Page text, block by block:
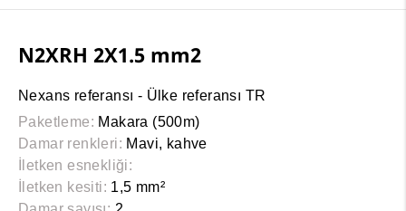
N2XRH 2X1.5 mm2
Nexans referansı - Ülke referansı TR
Paketleme: Makara (500m)
Damar renkleri: Mavi, kahve
İletken esnekliği:
İletken kesiti: 1,5 mm²